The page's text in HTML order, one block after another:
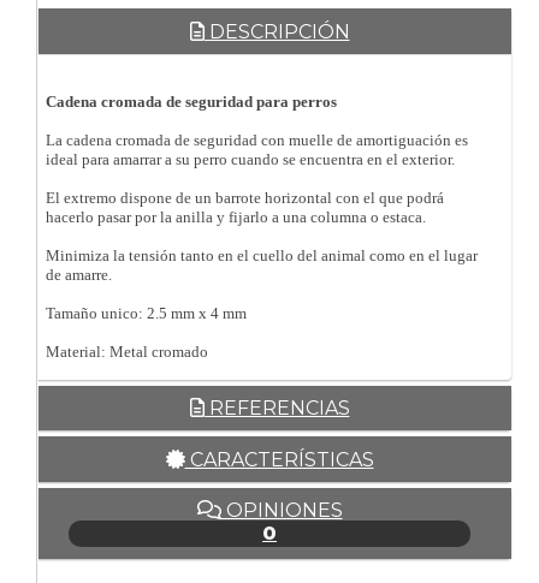
DESCRIPCIÓN
Cadena cromada de seguridad para perros
La cadena cromada de seguridad con muelle de amortiguación es
ideal para amarrar a su perro cuando se encuentra en el exterior.
El extremo dispone de un barrote horizontal con el que podrá
hacerlo pasar por la anilla y fijarlo a una columna o estaca.
Minimiza la tensión tanto en el cuello del animal como en el lugar
de amarre.
Tamaño unico: 2.5 mm x 4 mm
Material: Metal cromado
REFERENCIAS
CARACTERÍSTICAS
OPINIONES
0